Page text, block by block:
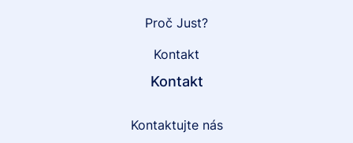
Proč Just?
Kontakt
Kontakt
Kontaktujte nás